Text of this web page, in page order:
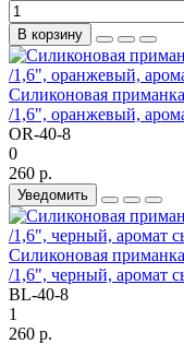
В корзину
Силиконовая
/1,6", оранжевый,
OR-40-8
0
260 р.
Уведомить
Силиконовая
/1,6", черный, аромат
BL-40-8
1
260 р.